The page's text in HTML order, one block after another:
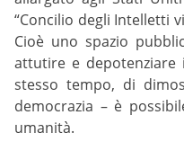
“Concilio degli Intelletti
Cioè uno spazio
attutire e
stesso tempo, di
democrazia – è
umanità.